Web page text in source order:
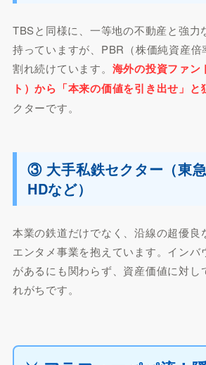
TBSと同様に、一等地の不動産と強力
持っていますが、PBR（株価純資産倍
割れ続けています。 海外の投資ファン
ト）から「本来の価値を引き出せ」と
クターです。
③ 大手私鉄セクター（東
HDなど）
本業の鉄道だけでなく、沿線の超優良
エンタメ事業を抱えています。インバ
があるにも関わらず、資産価値に対し
れがちです。